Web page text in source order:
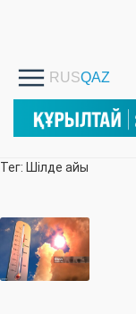
Тег: Шілде айы